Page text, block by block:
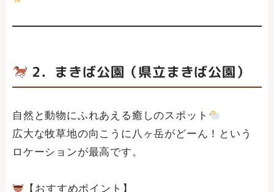
2．まきば公園（県立まきば公園）
自然と動物にふれあえる癒しのスポット
広大な牧草地の向こうに八ヶ岳がどーん！という
ロケーションが最高です。
【おすすめポイント】